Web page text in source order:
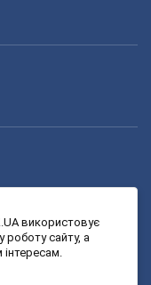
використовує
сайту, а